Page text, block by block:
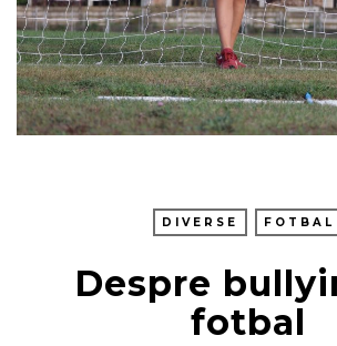
DIVERSE FOTBAL
Despre
fotbal